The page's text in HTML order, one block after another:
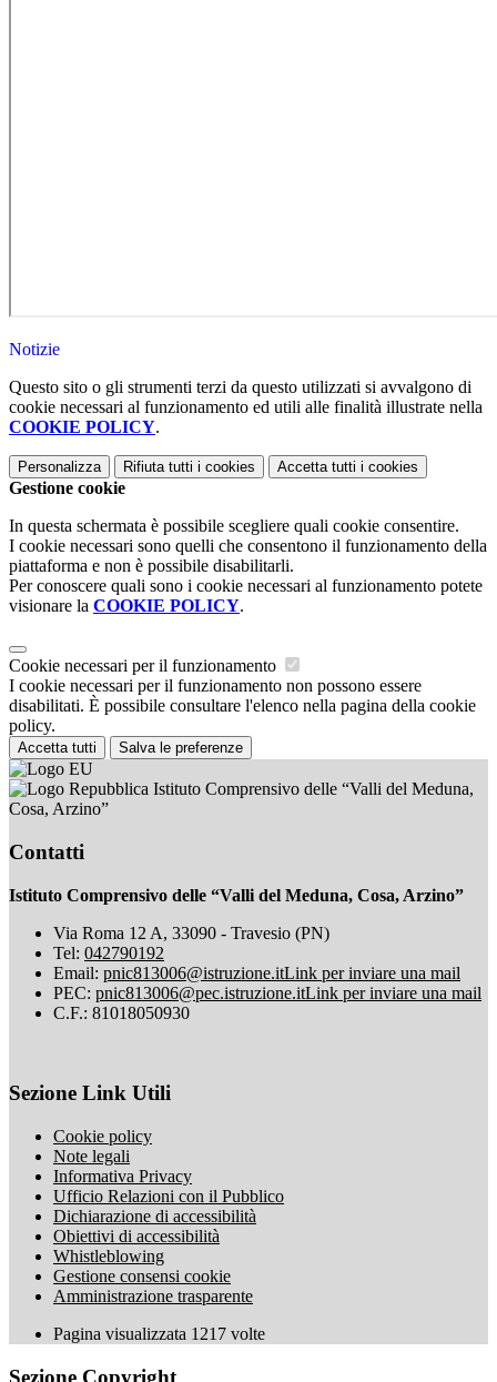
Notizie
Questo sito o gli strumenti terzi da questo utilizzati si avvalgono di
cookie necessari al funzionamento ed utili alle finalità illustrate nella
COOKIE POLICY.
Personalizza Rifiuta tutti i cookies Accetta tutti i cookies
Gestione cookie
In questa schermata è possibile scegliere quali cookie consentire.
I cookie necessari sono quelli che consentono il funzionamento della
piattaforma e non è possibile disabilitarli.
Per conoscere quali sono i cookie necessari al funzionamento potete
visionare la COOKIE POLICY.
Cookie necessari per il funzionamento
I cookie necessari per il funzionamento non possono essere
disabilitati. È possibile consultare l'elenco nella pagina della cookie
policy.
Accetta tutti Salva le preferenze
Istituto Comprensivo delle “Valli del Meduna,
Cosa, Arzino”
Contatti
Istituto Comprensivo delle “Valli del Meduna, Cosa, Arzino”
Via Roma 12 A, 33090 - Travesio (PN)
Tel: 042790192
Email: pnic813006@istruzione.itLink per inviare una mail
PEC: pnic813006@pec.istruzione.itLink per inviare una mail
C.F.: 81018050930
Sezione Link Utili
Cookie policy
Note legali
Informativa Privacy
Ufficio Relazioni con il Pubblico
Dichiarazione di accessibilità
Obiettivi di accessibilità
Whistleblowing
Gestione consensi cookie
Amministrazione trasparente
Pagina visualizzata 1217 volte
Sezione Copyright